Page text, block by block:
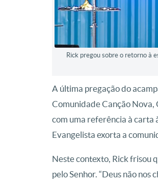
Rick pregou sobre o retorno à
A última pregação do
Comunidade Canção Nova,
com uma referência à carta
Evangelista exorta a
Neste contexto, Rick frisou
pelo Senhor. “Deus não nos